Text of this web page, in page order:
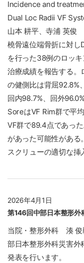
Incidence and
Dual Loc Radii VF
山本 耕平、寺浦 英俊
橈骨遠位端骨折に対し
を行った38例のロッキ
治療成績を報告する
の健側比は背屈92.8%
回内98.7%、回外
SoreはVF Rim群で平均
VF群で89.4点であっ
があった可能性がある。
スクリューの適切な挿
2026年4月1日
第146回中部日本整形外
当院・整形外科 湊 俊
部日本整形外科災害
発表を行います。